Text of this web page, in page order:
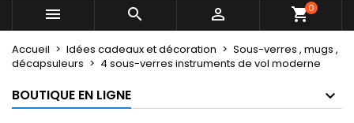
   shopping_cart0
Accueil Idées cadeaux et décoration
Sous-verres , mugs ,
décapsuleurs
4 sous-verres instruments de vol moderne
BOUTIQUE EN LIGNE